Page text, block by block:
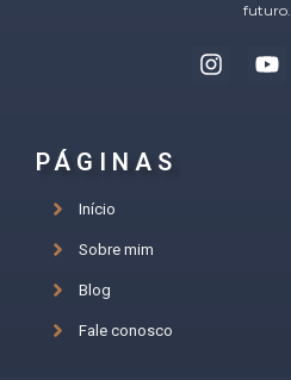
futuro.
PÁGINAS
Início
Sobre mim
Blog
Fale conosco